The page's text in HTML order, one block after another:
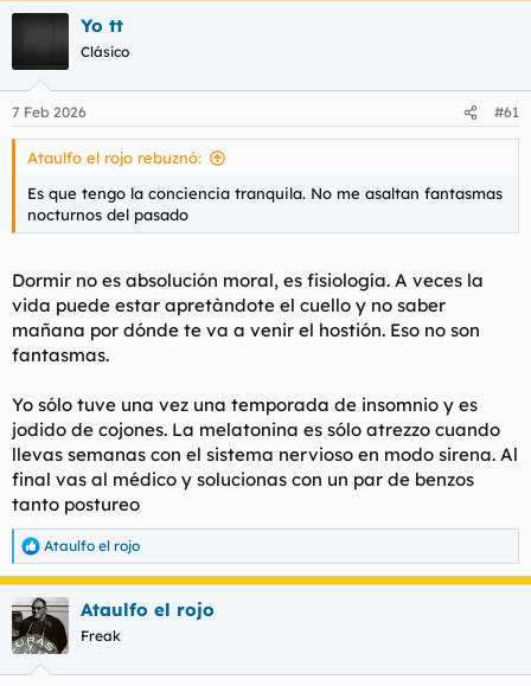
Yo tt
Clásico
7 Feb 2026 #61
Ataulfo el rojo rebuznó:
Es que tengo la conciencia tranquila. No me asaltan fantasmas
nocturnos del pasado
Dormir no es absolución moral, es fisiología. A veces la
vida puede estar apretàndote el cuello y no saber
mañana por dónde te va a venir el hostión. Eso no son
fantasmas.
Yo sólo tuve una vez una temporada de insomnio y es
jodido de cojones. La melatonina es sólo atrezzo cuando
llevas semanas con el sistema nervioso en modo sirena. Al
final vas al médico y solucionas con un par de benzos
tanto postureo
R
e
a
c
c
i
Ataulfo el rojo
Ataulfo el rojo
Freak